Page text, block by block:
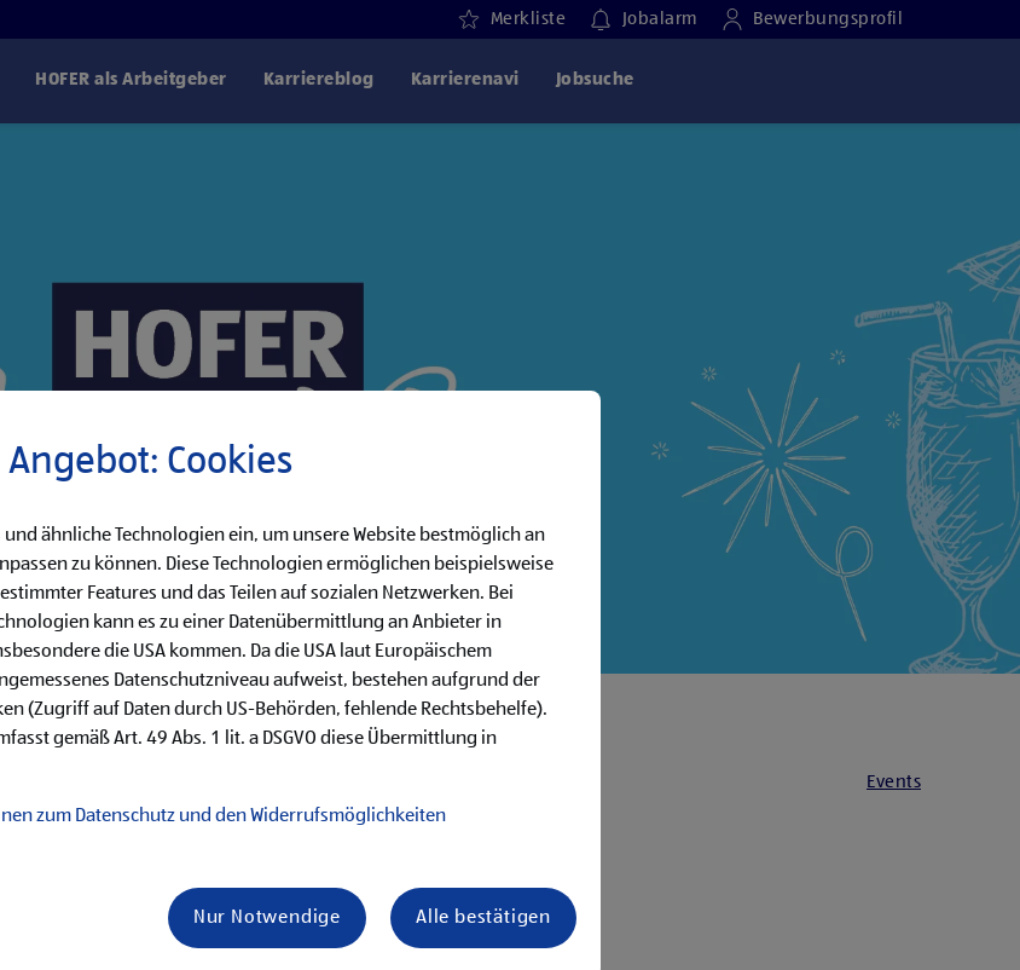
Merkliste Jobalarm Bewerbungsprofil
HOFER als Arbeitgeber Karriereblog Karrierenavi Jobsuche
Events
HOFER Afterwork Bar
Cookies
und ähnliche Technologien ein, um unsere Website bestmöglich an
zu können. Diese Technologien ermöglichen beispielsweise
Features und das Teilen auf sozialen Netzwerken. Bei
kann es zu einer Datenübermittlung an Anbieter in
die USA kommen. Da die USA laut Europäischem
Datenschutzniveau aufweist, bestehen aufgrund der
(Zugriff auf Daten durch US-Behörden, fehlende Rechtsbehelfe).
gemäß Art. 49 Abs. 1 lit. a DSGVO diese Übermittlung in
zum Datenschutz und den Widerrufsmöglichkeiten
Nur Notwendige Alle bestätigen